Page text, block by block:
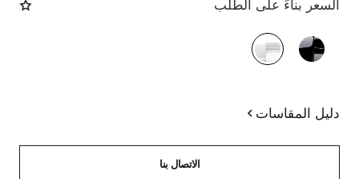
السعر بناءً على الطلب
الصيغة البديلة (2)
دليل المقاسات
الاتصال بنا